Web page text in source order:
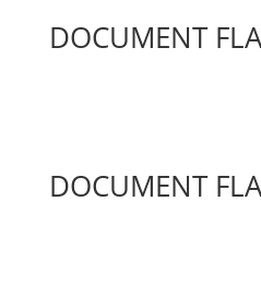
DOCUMENT
DOCUMENT